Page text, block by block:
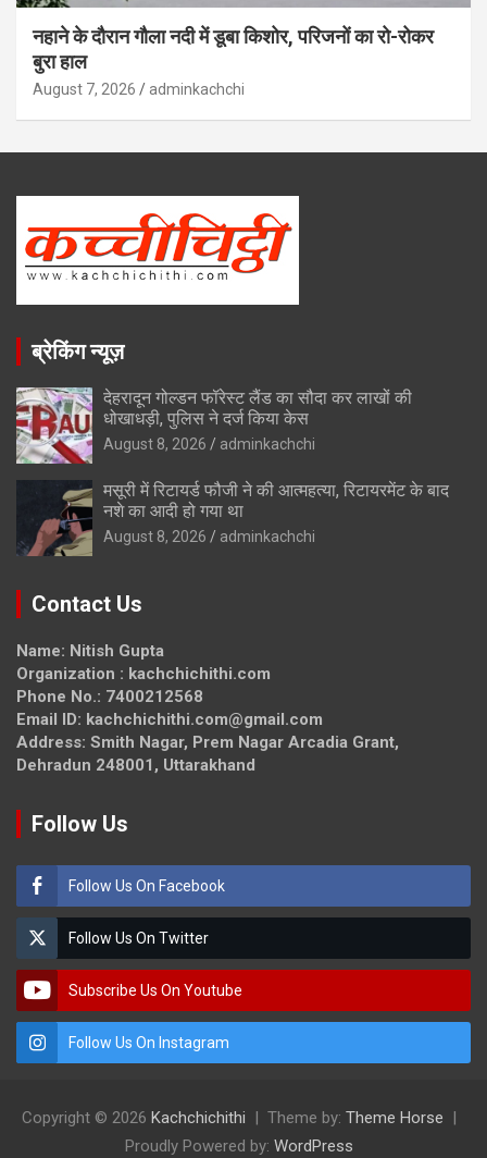
नहाने के दौरान गौला नदी में डूबा किशोर, परिजनों का रो-रोकर
बुरा हाल
August 7, 2026 adminkachchi
ब्रेकिंग न्यूज़
देहरादून गोल्डन फॉरेस्ट लैंड का सौदा कर लाखों की
धोखाधड़ी, पुलिस ने दर्ज किया केस
August 8, 2026 adminkachchi
मसूरी में रिटायर्ड फौजी ने की आत्महत्या, रिटायरमेंट के बाद
नशे का आदी हो गया था
August 8, 2026 adminkachchi
Contact Us
Name: Nitish Gupta
Organization : kachchichithi.com
Phone No.: 7400212568
Email ID: kachchichithi.com@gmail.com
Address: Smith Nagar, Prem Nagar Arcadia Grant,
Dehradun 248001, Uttarakhand
Follow Us
Follow Us On Facebook
Follow Us On Twitter
Subscribe Us On Youtube
Follow Us On Instagram
Copyright © 2026 Kachchichithi Theme by: Theme Horse
Proudly Powered by: WordPress